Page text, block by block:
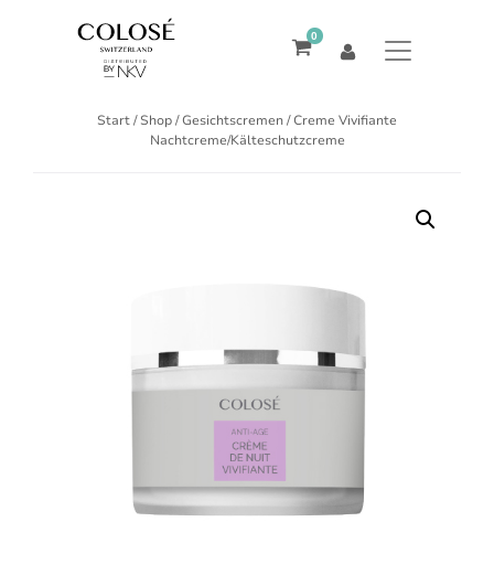
0
Start/Shop/Gesichtscremen/ Creme Vivifiante
Nachtcreme/Kälteschutzcreme